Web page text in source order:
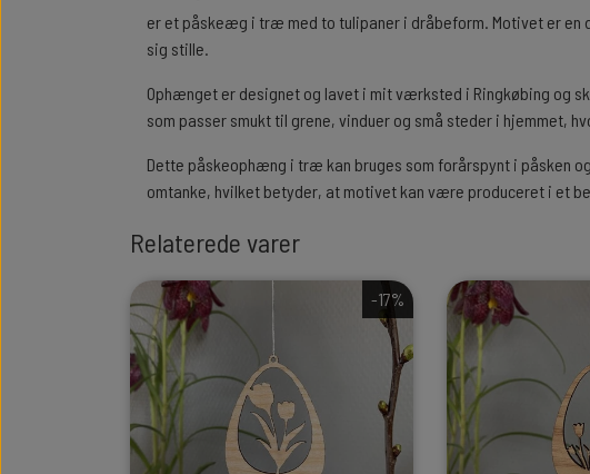
er et påskeæg i træ med to tulipaner i dråbeform. Motivet er en
sig stille.
Ophænget er designet og lavet i mit værksted i Ringkøbing og
som passer smukt til grene, vinduer og små steder i hjemmet,
Dette påskeophæng i træ kan bruges som forårspynt i påsken
omtanke, hvilket betyder, at motivet kan være produceret i et
Relaterede varer
-17%